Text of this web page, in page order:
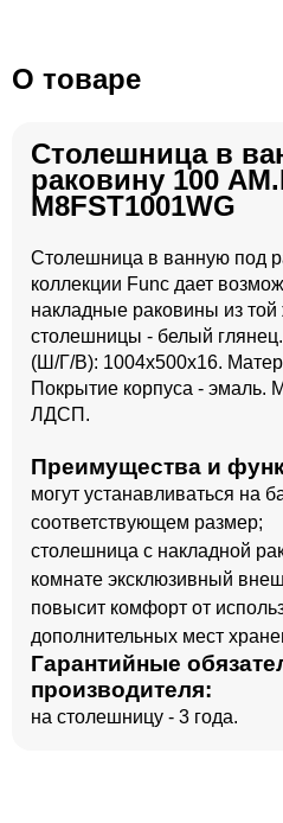
О товаре
Столешница в
раковину 100
M8FST1001WG
Столешница в ванную под
коллекции Func дает
накладные раковины из
столешницы - белый
(Ш/Г/В): 1004x500x16.
Покрытие корпуса - эмаль.
ЛДСП.
Преимущества и
могут устанавливаться на
соответствующем размер;
столешница с накладной
комнате эксклюзивный
повысит комфорт от
дополнительных мест
Гарантийные
производителя:
на столешницу - 3 года.